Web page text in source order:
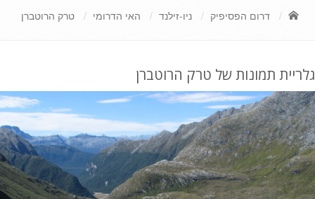
דרום הפסיפיק ניו-זילנד האי הדרומי טרק הרוטברן
גלריית תמונות של טרק הרוטברן